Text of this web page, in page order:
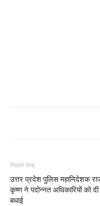
पिछला लेख
उत्तर प्रदेश पुलिस महानिदेशक
कृष्ण ने पदोन्नत अधिकारियों को दी
बधाई